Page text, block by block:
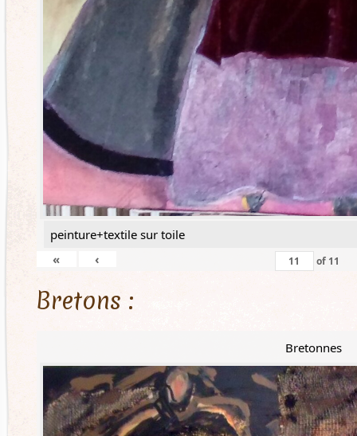
peinture+textile sur toile
«
‹ of 11
Bretons :
Bretonnes